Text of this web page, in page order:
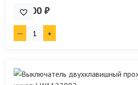
947.00 ₽